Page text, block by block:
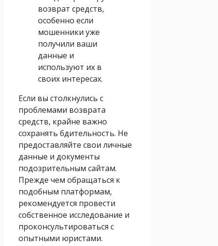
возврат средств,
особенно если
мошенники уже
получили ваши
данные и
используют их в
своих интересах.
Если вы столкнулись с
проблемами возврата
средств, крайне важно
сохранять бдительность. Не
предоставляйте свои личные
данные и документы
подозрительным сайтам.
Прежде чем обращаться к
подобным платформам,
рекомендуется провести
собственное исследование и
проконсультироваться с
опытными юристами.